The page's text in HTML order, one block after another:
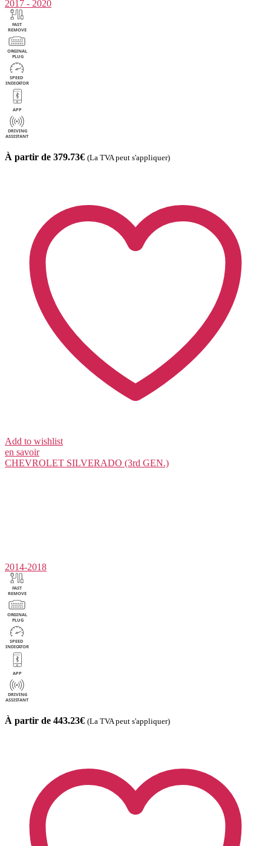
2017 - 2020
À partir de 379.73€ (La TVA peut s'appliquer)
Add to wishlist
en savoir
CHEVROLET SILVERADO (3rd GEN.)
2014-2018
À partir de 443.23€ (La TVA peut s'appliquer)